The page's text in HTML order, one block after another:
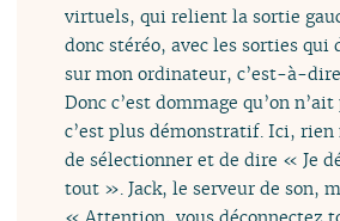
virtuels, qui relient la sortie
donc stéréo, avec les sorties qui
sur mon ordinateur, c’est-à-dire
Donc c’est dommage qu’on
c’est plus démonstratif. Ici, rien
de sélectionner et de dire « Je
tout ». Jack, le serveur de son,